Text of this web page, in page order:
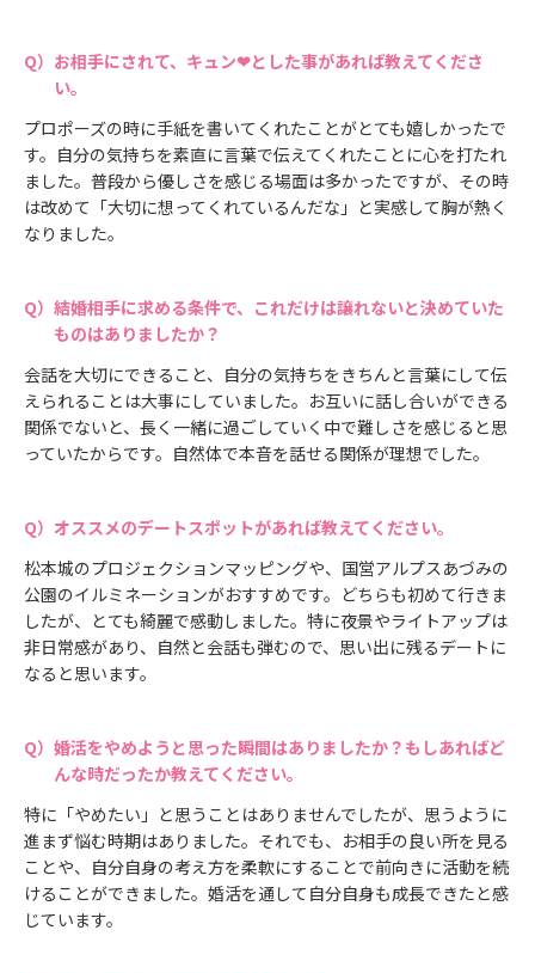
お相手にされて、キュン❤とした事があれば教えてくださ
い。
プロポーズの時に手紙を書いてくれたことがとても嬉しかったで
す。自分の気持ちを素直に言葉で伝えてくれたことに心を打たれ
ました。普段から優しさを感じる場面は多かったですが、その時
は改めて「大切に想ってくれているんだな」と実感して胸が熱く
なりました。
結婚相手に求める条件で、これだけは譲れないと決めていた
ものはありましたか？
会話を大切にできること、自分の気持ちをきちんと言葉にして伝
えられることは大事にしていました。お互いに話し合いができる
関係でないと、長く一緒に過ごしていく中で難しさを感じると思
っていたからです。自然体で本音を話せる関係が理想でした。
オススメのデートスポットがあれば教えてください。
松本城のプロジェクションマッピングや、国営アルプスあづみの
公園のイルミネーションがおすすめです。どちらも初めて行きま
したが、とても綺麗で感動しました。特に夜景やライトアップは
非日常感があり、自然と会話も弾むので、思い出に残るデートに
なると思います。
婚活をやめようと思った瞬間はありましたか？もしあればど
んな時だったか教えてください。
特に「やめたい」と思うことはありませんでしたが、思うように
進まず悩む時期はありました。それでも、お相手の良い所を見る
ことや、自分自身の考え方を柔軟にすることで前向きに活動を続
けることができました。婚活を通して自分自身も成長できたと感
じています。